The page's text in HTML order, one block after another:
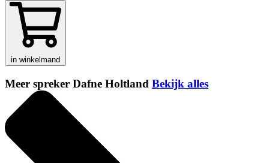
in winkelmand
Meer spreker Dafne Holtland Bekijk alles